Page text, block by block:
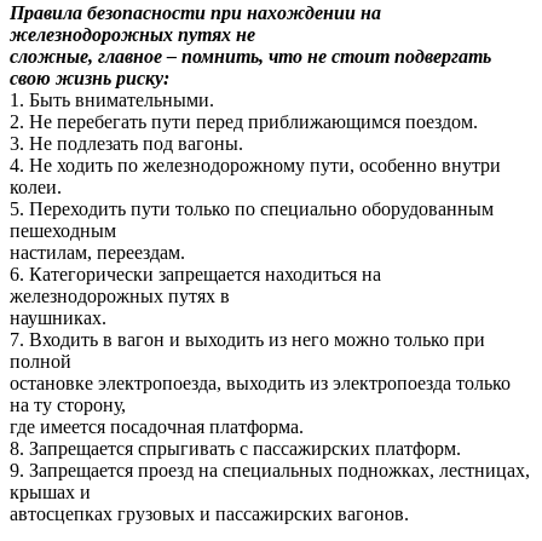
Правила безопасности при нахождении на
железнодорожных путях не
сложные, главное – помнить, что не стоит подвергать
свою жизнь риску:
1. Быть внимательными.
2. Не перебегать пути перед приближающимся поездом.
3. Не подлезать под вагоны.
4. Не ходить по железнодорожному пути, особенно внутри
колеи.
5. Переходить пути только по специально оборудованным
пешеходным
настилам, переездам.
6. Категорически запрещается находиться на
железнодорожных путях в
наушниках.
7. Входить в вагон и выходить из него можно только при
полной
остановке электропоезда, выходить из электропоезда только
на ту сторону,
где имеется посадочная платформа.
8. Запрещается спрыгивать с пассажирских платформ.
9. Запрещается проезд на специальных подножках, лестницах,
крышах и
автосцепках грузовых и пассажирских вагонов.